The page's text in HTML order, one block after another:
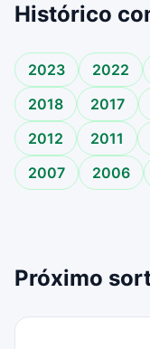
Histórico
2023 2022
2018
2017
2012
2011
2007
2006
Próximo